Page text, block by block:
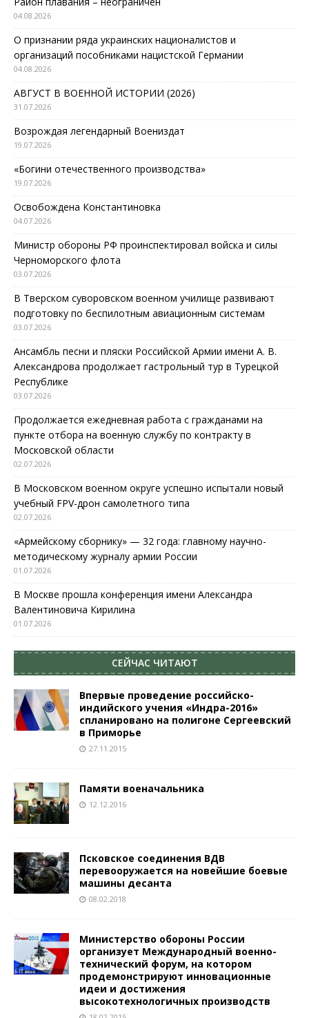
04.08.2026
О признании ряда украинских националистов и
организаций пособниками нацистской Германии
04.08.2026
АВГУСТ В ВОЕННОЙ ИСТОРИИ (2026)
31.07.2026
Возрождая легендарный Воениздат
19.07.2026
«Богини отечественного производства»
19.07.2026
Освобождена Константиновка
04.07.2026
Министр обороны РФ проинспектировал войска и силы
Черноморского флота
03.07.2026
В Тверском суворовском военном училище развивают
подготовку по беспилотным авиационным системам
03.07.2026
Ансамбль песни и пляски Российской Армии имени А. В.
Александрова продолжает гастрольный тур в Турецкой
Республике
03.07.2026
Продолжается ежедневная работа с гражданами на
пункте отбора на военную службу по контракту в
Московской области
02.07.2026
В Московском военном округе успешно испытали новый
учебный FPV-дрон самолетного типа
02.07.2026
«Армейскому сборнику» — 32 года: главному научно-
методическому журналу армии России
01.07.2026
В Москве прошла конференция имени Александра
Валентиновича Кирилина
01.07.2026
СЕЙЧАС ЧИТАЮТ
Впервые проведение российско-
индийского учения «Индра-2016»
спланировано на полигоне Сергеевский
в Приморье
27.11.2015
Памяти военачальника
12.12.2016
Псковское соединения ВДВ
перевооружается на новейшие боевые
машины десанта
08.02.2018
Министерство обороны России
организует Международный военно-
технический форум, на котором
продемонстрируют инновационные
идеи и достижения
высокотехнологичных производств